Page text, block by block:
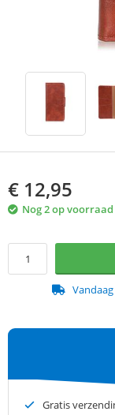
€ 12,95
Nog 2 op voorraad
Gratis